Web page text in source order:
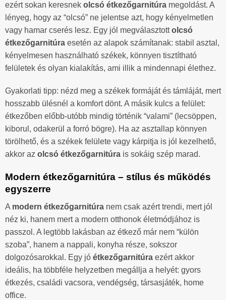
ezért sokan keresnek olcsó étkezőgarnitúra megoldást. A
lényeg, hogy az “olcsó” ne jelentse azt, hogy kényelmetlen
vagy hamar cserés lesz. Egy jól megválasztottolcsó
étkezőgarnitúra esetén az alapok számítanak: stabil asztal,
kényelmesen használható székek, könnyen tisztítható
felületek és olyan kialakítás, ami illik a mindennapi élethez.
Gyakorlati tipp: nézd meg a székek formáját és támláját, mert
hosszabb ülésnél a komfort dönt. A másik kulcs a felület:
étkezőben előbb-utóbb mindig történik “valami” (lecsöppen,
kiborul, odakerül a forró bögre). Ha az asztallap könnyen
törölhető, és a székek felülete vagy kárpitja is jól kezelhető,
akkor az olcsó étkezőgarnitúra is sokáig szép marad.
Modern étkezőgarnitúra – stílus és működés
egyszerre
A modern étkezőgarnitúra nem csak azért trendi, mert jól
néz ki, hanem mert a modern otthonok életmódjához is
passzol. A legtöbb lakásban az étkező már nem “külön
szoba”, hanem a nappali, konyha része, sokszor
dolgozósarokkal. Egy jó étkezőgarnitúra ezért akkor
ideális, ha többféle helyzetben megállja a helyét: gyors
étkezés, családi vacsora, vendégség, társasjáték, home
office.